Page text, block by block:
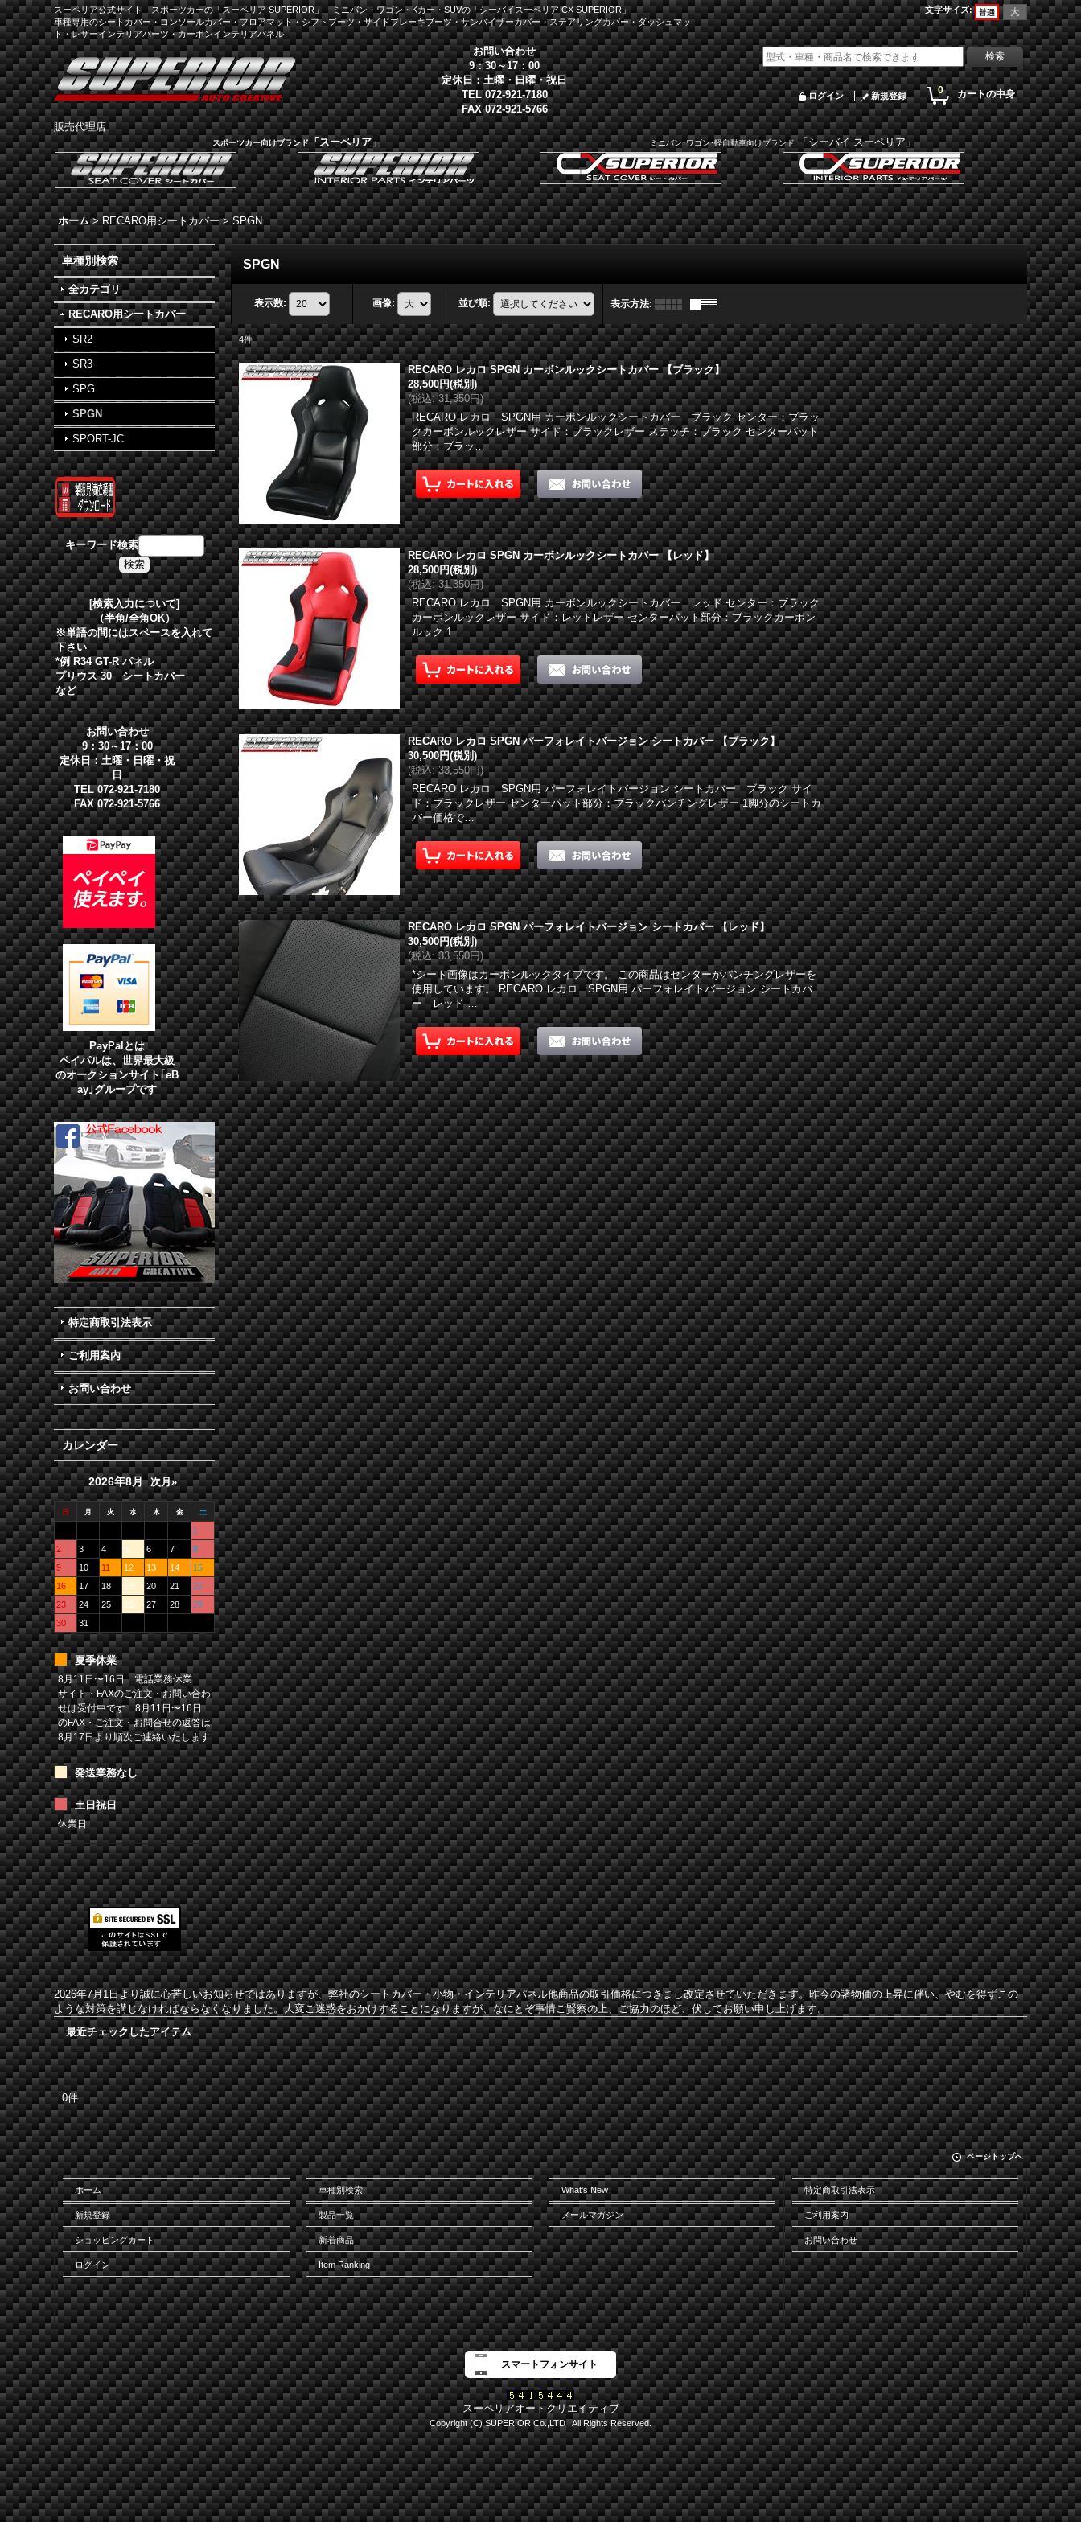
スーペリア公式サイト スポーツカーの「スーペリア SUPERIOR」 ミニバン・ワゴン・Kカー・SUVの「シーバイスーペリア CX SUPERIOR」
車種専用のシートカバー・コンソールカバー・フロアマット・シフトブーツ・サイドブレーキブーツ・サンバイザーカバー・ステアリングカバー・ダッシュマッ
ト・レザーインテリアパーツ・カーボンインテリアパネル
文字サイズ:
お問い合わせ
9：30～17：00
定休日：土曜・日曜・祝日
TEL 072-921-7180
FAX 072-921-5766
0 カートの中身
ログイン 新規登録
販売代理店
スポーツカー向けブランド「スーペリア」 ミニバン･ワゴン･軽自動車向けブランド「シーバイ スーペリア」
ホーム > RECARO用シートカバー > SPGN
車種別検索
全カテゴリ
RECARO用シートカバー
SR2
SR3
SPG
SPGN
SPORT-JC
キーワード検索
[検索入力について]
（半角/全角OK）
※単語の間にはスペースを入れて
下さい
*例 R34 GT-R パネル
プリウス 30 シートカバー
など
お問い合わせ
9：30～17：00
定休日：土曜・日曜・祝
日
TEL 072-921-7180
FAX 072-921-5766
PayPalとは
ペイパルは、世界最大級
のオークションサイト｢eB
ay｣グループです
特定商取引法表示
ご利用案内
お問い合わせ
カレンダー
2026年8月 次月»
日 月 火 水 木 金 土
1
2
3 4 5 6 7
8
9
10 11 12 13 14
15
16
17 18 19 20 21
22
23
24 25 26 27 28
29
30
31
夏季休業
8月11日〜16日 電話業務休業
サイト・FAXのご注文・お問い合わ
せは受付中です 8月11日〜16日
のFAX・ご注文・お問合せの返答は
8月17日より順次ご連絡いたします
発送業務なし
土日祝日
休業日
SPGN
表示数: 画像: 並び順: 表示方法:
4件
RECARO レカロ SPGN カーボンルックシートカバー 【ブラック】
28,500円(税別)
(税込: 31,350円)
RECARO レカロ SPGN用 カーボンルックシートカバー ブラック センター：ブラッ
クカーボンルックレザー サイド：ブラックレザー ステッチ：ブラック センターパット
部分：ブラッ…
RECARO レカロ SPGN カーボンルックシートカバー 【レッド】
28,500円(税別)
(税込: 31,350円)
RECARO レカロ SPGN用 カーボンルックシートカバー レッド センター：ブラック
カーボンルックレザー サイド：レッドレザー センターパット部分：ブラックカーボン
ルック 1…
RECARO レカロ SPGN パーフォレイトバージョン シートカバー 【ブラック】
30,500円(税別)
(税込: 33,550円)
RECARO レカロ SPGN用 パーフォレイトバージョン シートカバー ブラック サイ
ド：ブラックレザー センターパット部分：ブラックパンチングレザー 1脚分のシートカ
バー価格で…
RECARO レカロ SPGN パーフォレイトバージョン シートカバー 【レッド】
30,500円(税別)
(税込: 33,550円)
*シート画像はカーボンルックタイプです。 この商品はセンターがパンチングレザーを
使用しています。 RECARO レカロ SPGN用 パーフォレイトバージョン シートカバ
ー レッド …
2026年7月1日より誠に心苦しいお知らせではありますが、弊社のシートカバー・小物・インテリアパネル他商品の取引価格につきまし改定させていただきます。昨今の諸物価の上昇に伴い、やむを得ずこの
ような対策を講じなければならなくなりました。大変ご迷惑をおかけすることになりますが、なにとぞ事情ご賢察の上、ご協力のほど、伏してお願い申し上げます。
最近チェックしたアイテム
0件
ページトップへ
ホーム
新規登録
ショッピングカート
ログイン
車種別検索
製品一覧
新着商品
Item Ranking
What's New
メールマガジン
特定商取引法表示
ご利用案内
お問い合わせ
スマートフォンサイト
スーペリアオートクリエイティブ
Copyright (C) SUPERIOR Co.,LTD . All Rights Reserved.